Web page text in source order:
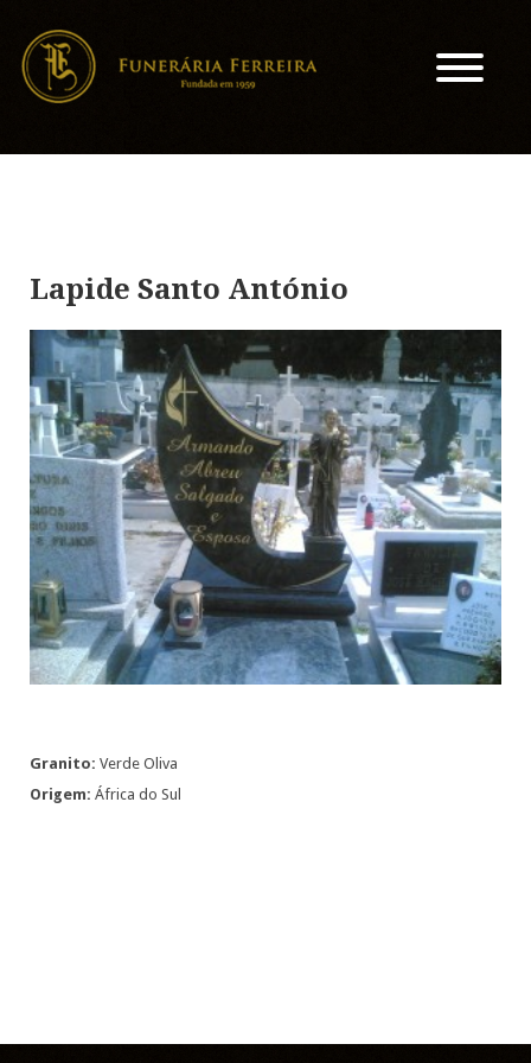
Lapide Santo António
Granito: Verde Oliva
Origem: África do Sul